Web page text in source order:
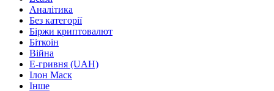
Аналітика
Без категорії
Біржи криптовалют
Біткоін
Війна
Е-гривня (UAH)
Ілон Маск
Інше